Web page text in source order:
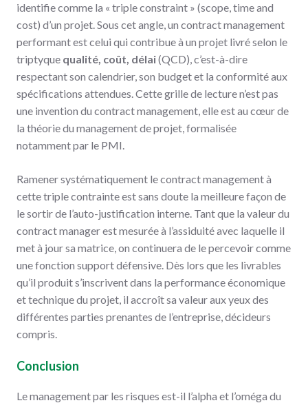
identifie comme la « triple constraint » (scope, time and
cost) d’un projet. Sous cet angle, un contract management
performant est celui qui contribue à un projet livré selon le
triptyque qualité, coût, délai(QCD), c’est-à-dire
respectant son calendrier, son budget et la conformité aux
spécifications attendues. Cette grille de lecture n’est pas
une invention du contract management, elle est au cœur de
la théorie du management de projet, formalisée
notamment par le PMI.
Ramener systématiquement le contract management à
cette triple contrainte est sans doute la meilleure façon de
le sortir de l’auto-justification interne. Tant que la valeur du
contract manager est mesurée à l’assiduité avec laquelle il
met à jour sa matrice, on continuera de le percevoir comme
une fonction support défensive. Dès lors que les livrables
qu’il produit s’inscrivent dans la performance économique
et technique du projet, il accroît sa valeur aux yeux des
différentes parties prenantes de l’entreprise, décideurs
compris.
Conclusion
Le management par les risques est-il l’alpha et l’oméga du